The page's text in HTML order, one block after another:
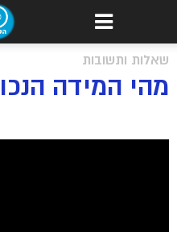
שאלות ותשובות
מהי המידה